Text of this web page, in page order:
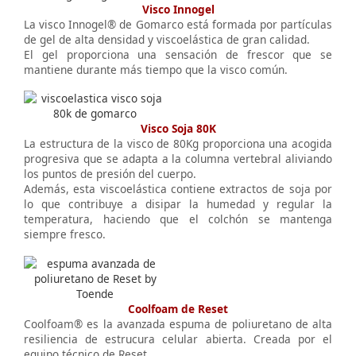
Visco Innogel
La visco Innogel® de Gomarco está formada por partículas
de gel de alta densidad y viscoelástica de gran calidad.
El gel proporciona una sensación de frescor que se
mantiene durante más tiempo que la visco común.
Visco Soja 80K
La estructura de la visco de 80Kg proporciona una acogida
progresiva que se adapta a la columna vertebral aliviando
los puntos de presión del cuerpo.
Además, esta viscoelástica contiene extractos de soja por
lo que contribuye a disipar la humedad y regular la
temperatura, haciendo que el colchón se mantenga
siempre fresco.
Coolfoam de Reset
Coolfoam® es la avanzada espuma de poliuretano de alta
resiliencia de estrucura celular abierta. Creada por el